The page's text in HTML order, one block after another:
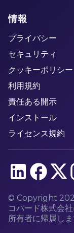
情報
プライバシー
セキュリティ
クッキーポリシー
利用規約
責任ある開示
インストール
ライセンス規約
© Copyright
コパード株式会
所有者に帰属しま